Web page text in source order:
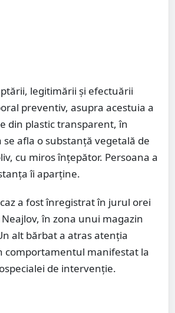
legitimării și efectuării
preventiv, asupra acestuia a
din plastic transparent, în
afla o substanță vegetală de
cu miros înțepător. Persoana a
îi aparține.
a fost înregistrat în jurul orei
în zona unui magazin
alt bărbat a atras atenția
comportamentul manifestat la
de intervenție.